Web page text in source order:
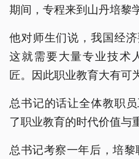
期间，专程来到山丹培黎
他对师生们说，我国经
这就需要大量专业技术
匠。因此职业教育大有可为
总书记的话让全体教职
了职业教育的时代价值与
总书记考察一年后，培